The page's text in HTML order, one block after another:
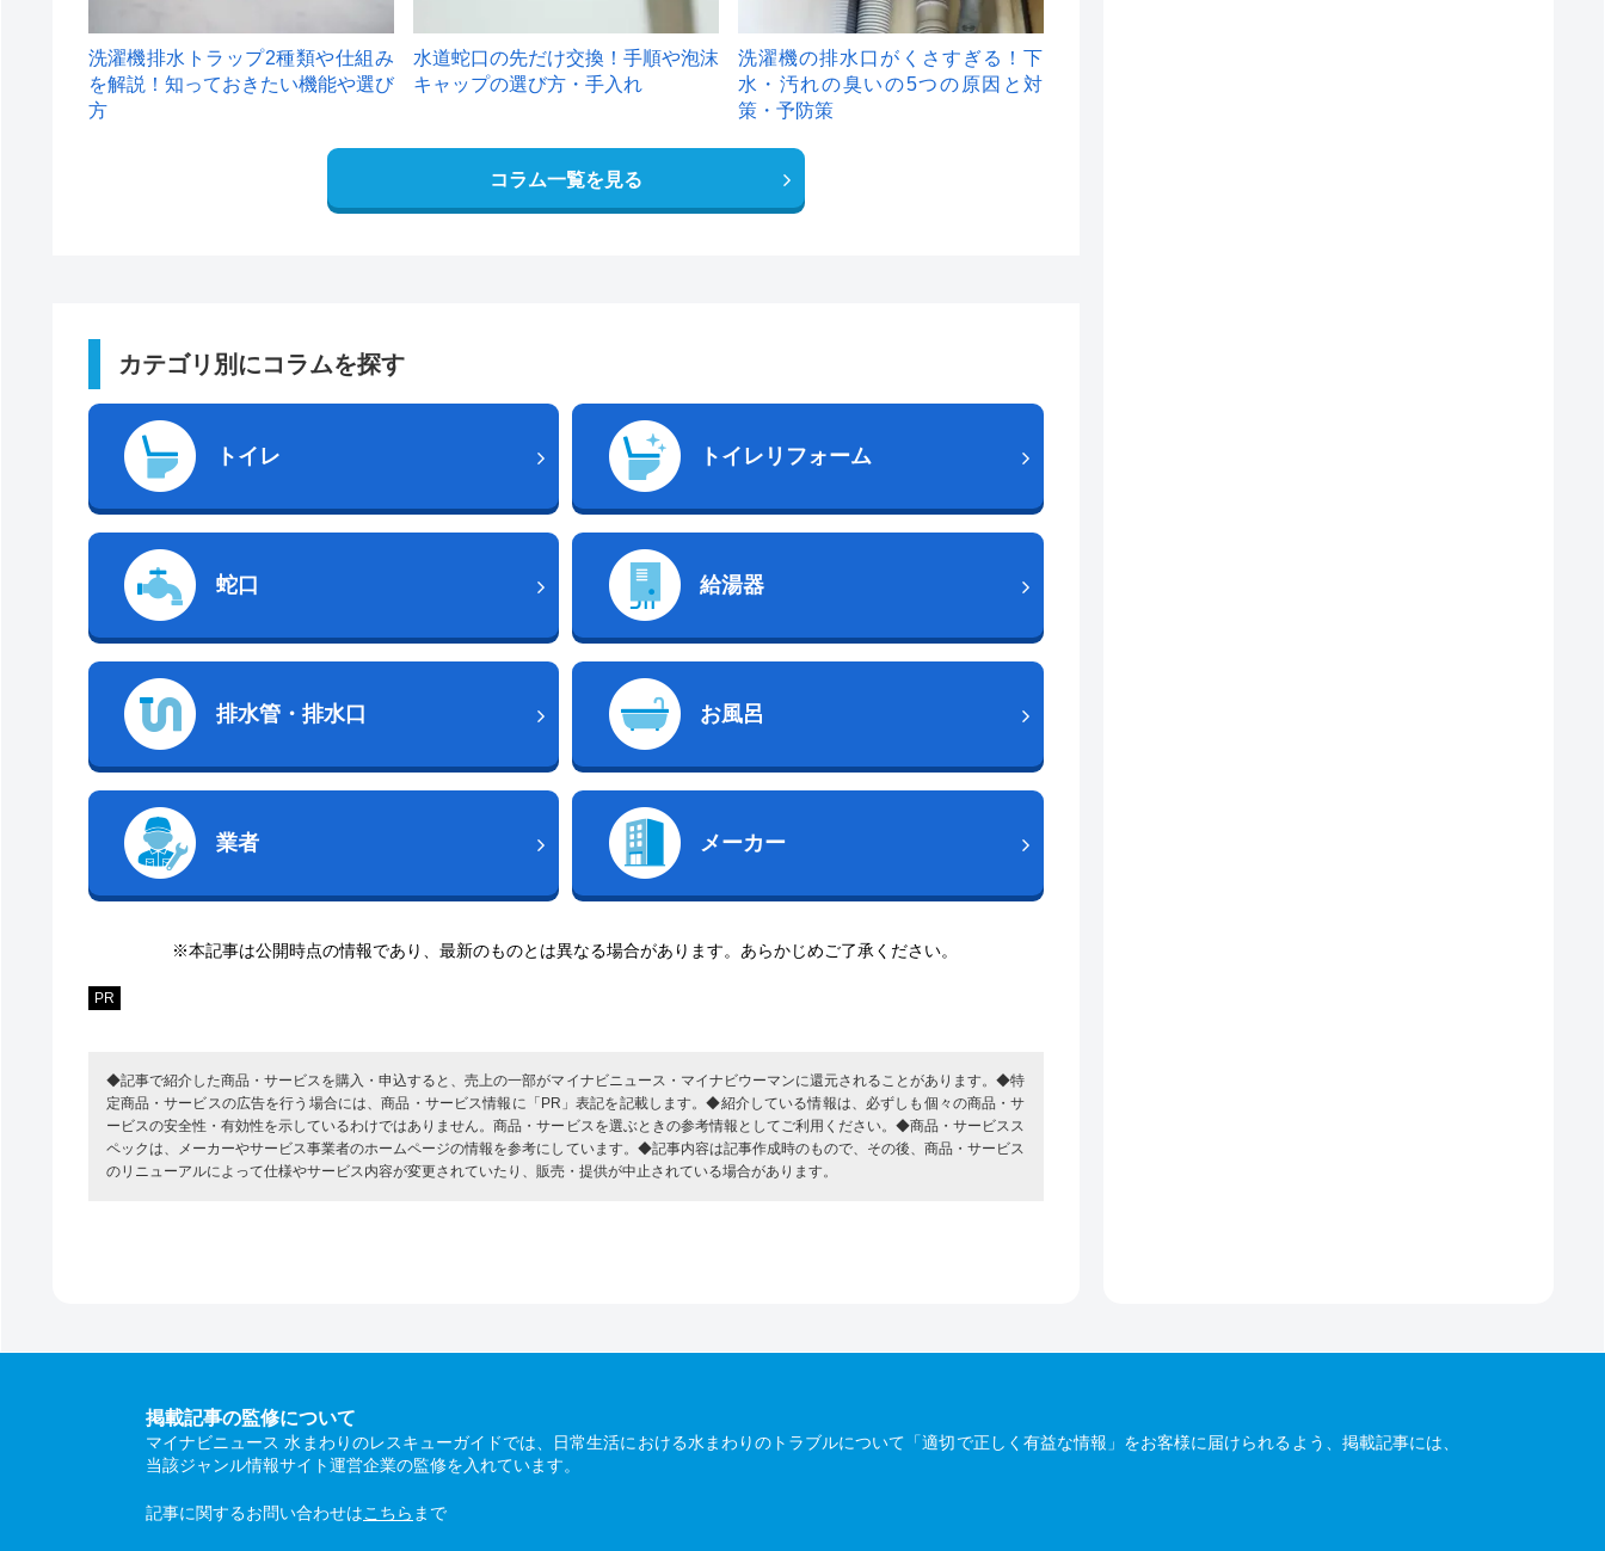
洗濯機排水トラップ2種類や仕組み
を解説！知っておきたい機能や選び
方
水道蛇口の先だけ交換！手順や泡沫
キャップの選び方・手入れ
洗濯機の排水口がくさすぎる！下
水・汚れの臭いの5つの原因と対
策・予防策
コラム一覧を見る
カテゴリ別にコラムを探す
トイレ トイレリフォーム
蛇口 給湯器
排水管・排水口 お風呂
業者 メーカー
※本記事は公開時点の情報であり、最新のものとは異なる場合があります。あらかじめご了承ください。
PR
◆記事で紹介した商品・サービスを購入・申込すると、売上の一部がマイナビニュース・マイナビウーマンに還元されることがあります。◆特
定商品・サービスの広告を行う場合には、商品・サービス情報に「PR」表記を記載します。◆紹介している情報は、必ずしも個々の商品・サ
ービスの安全性・有効性を示しているわけではありません。商品・サービスを選ぶときの参考情報としてご利用ください。◆商品・サービスス
ペックは、メーカーやサービス事業者のホームページの情報を参考にしています。◆記事内容は記事作成時のもので、その後、商品・サービス
のリニューアルによって仕様やサービス内容が変更されていたり、販売・提供が中止されている場合があります。
掲載記事の監修について
マイナビニュース 水まわりのレスキューガイドでは、日常生活における水まわりのトラブルについて「適切で正しく有益な情報」をお客様に届けられるよう、掲載記事には、
当該ジャンル情報サイト運営企業の監修を入れています。
記事に関するお問い合わせはこちら まで